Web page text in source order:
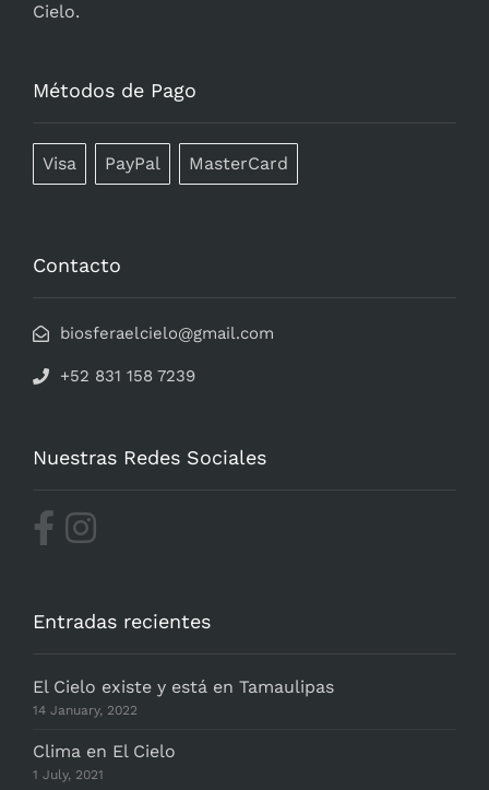
Cielo.
Métodos de Pago
Visa PayPal MasterCard
Contacto
biosferaelcielo@gmail.com
+52 831 158 7239
Nuestras Redes Sociales
Entradas recientes
El Cielo existe y está en Tamaulipas
14 January, 2022
Clima en El Cielo
1 July, 2021